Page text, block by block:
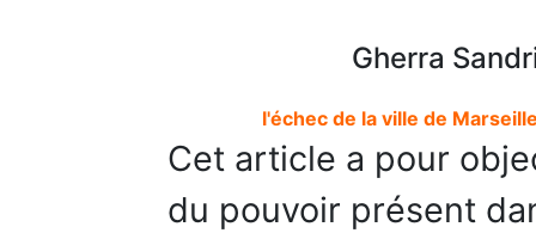
Gherra
l'échec de la ville de
Cet article a pour
du pouvoir présent